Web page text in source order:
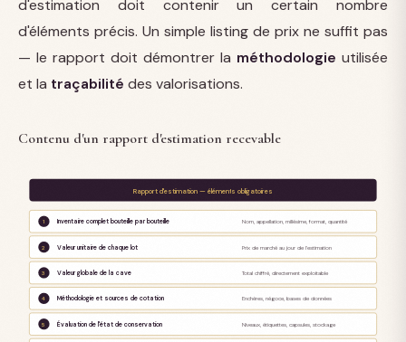
d'estimation doit contenir un certain nombre
d'éléments précis. Un simple listing de prix ne suffit pas
— le rapport doit démontrer la méthodologie utilisée
et la traçabilité des valorisations.
Contenu d'un rapport d'estimation recevable
Rapport d'estimation — éléments obligatoires
1 Inventaire complet bouteille par bouteille Nom, appellation, millésime, format, quantité
2 Valeur unitaire de chaque lot Prix de marché au jour de l'estimation
3 Valeur globale de la cave Total chiffré, directement exploitable
4 Méthodologie et sources de cotation Enchères, négoce, bases de données
5 Évaluation de l'état de conservation Niveaux, étiquettes, capsules, stockage